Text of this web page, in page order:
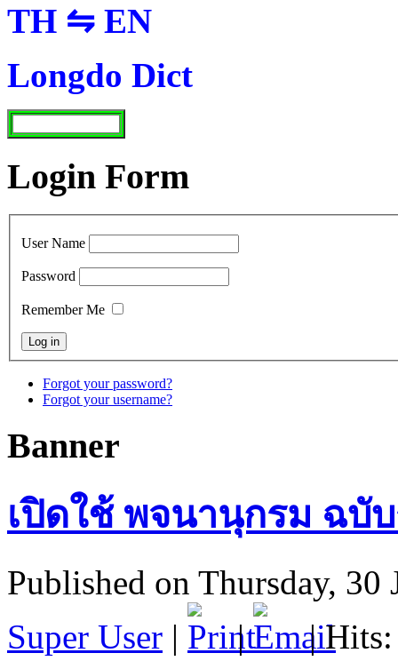
TH ⇋ EN
Longdo Dict
Login Form
User Name
Password
Remember Me
Forgot your password?
Forgot your username?
Banner
เปิดใช้ พจนานุกรม ฉ
Published on Thursday, 30
Super User | | | Hits: